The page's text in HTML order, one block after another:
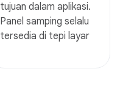
tujuan dalam aplikasi.
Panel samping selalu
tersedia di tepi layar